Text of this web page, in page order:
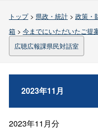
トップ> 県政・統計> 政策・
箱> 今までにいただいたご提
広聴広報課県民対話室
2023年11月
2023年11月分